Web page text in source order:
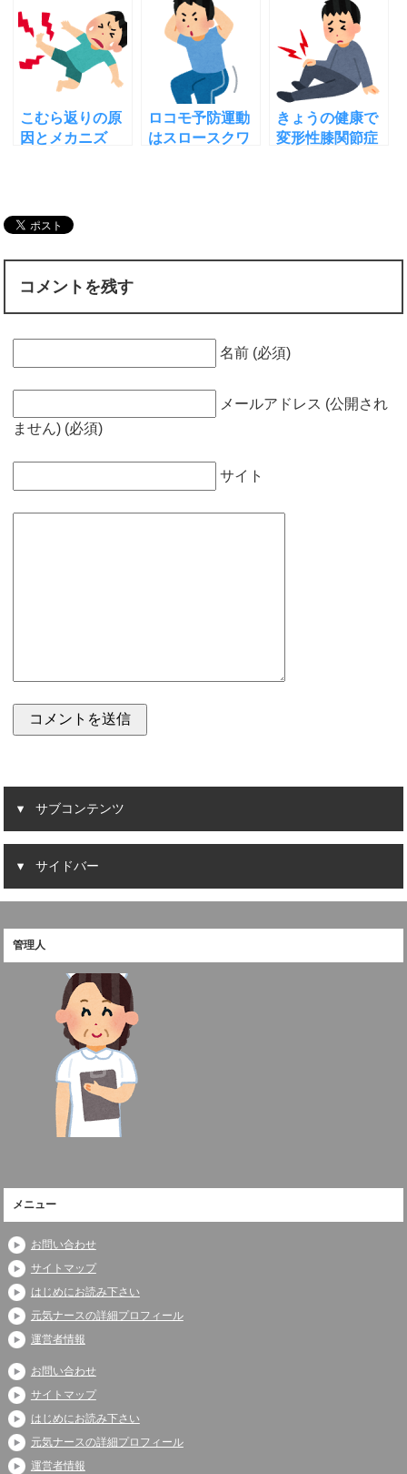
単に若返る理由
対処法や予防法
は？
もチェック！
こむら返りの原
因とメカニズ
ロコモ予防運動
はスロースクワ
きょうの健康で
変形性膝関節症
コメントを残す
名前 (必須)
メールアドレス (公開され
ません) (必須)
サイト
サブコンテンツ
サイドバー
管理人
メニュー
お問い合わせ
サイトマップ
はじめにお読み下さい
元気ナースの詳細プロフィール
運営者情報
お問い合わせ
サイトマップ
はじめにお読み下さい
元気ナースの詳細プロフィール
運営者情報